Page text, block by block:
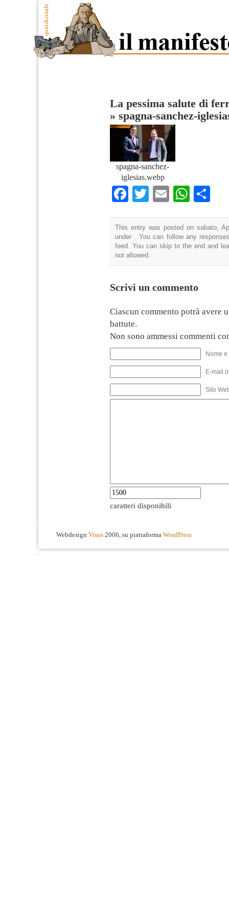
La pessima salute di
» spagna-sanchez-
spagna-sanchez-
iglesias.webp
Facebook
TwitterEmail
This entry was posted on sabato,
under . You can follow any
feed. You can skip to the end and
not allowed.
Scrivi un commento
Ciascun commento potrà avere
battute.
Non sono ammessi commenti
Nome
E-mail
Sito
caratteri disponibili
Webdesign Visus 2006, su piattaforma WordPress